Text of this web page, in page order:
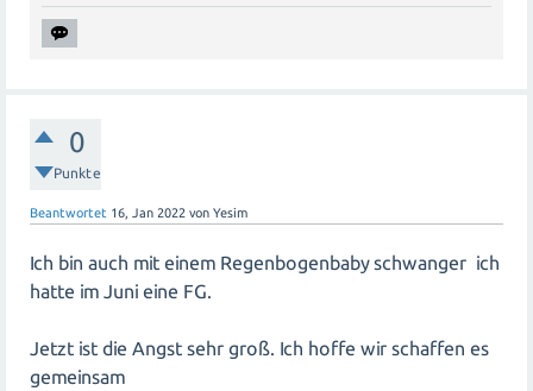
0
Punkte
Beantwortet 16, Jan 2022 von Yesim
Ich bin auch mit einem Regenbogenbaby schwanger ich
hatte im Juni eine FG.
Jetzt ist die Angst sehr groß. Ich hoffe wir schaffen es
gemeinsam